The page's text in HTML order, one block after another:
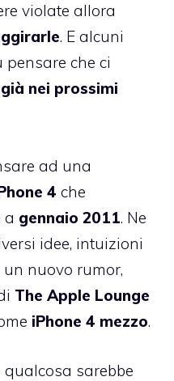
violate allora
. E alcuni
che ci
nei prossimi
ad una
4 che
a gennaio 2011. Ne
idee, intuizioni
nuovo rumor,
The Apple Lounge
iPhone 4 mezzo.
sarebbe